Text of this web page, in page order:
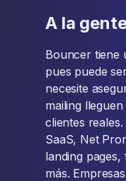
A la
Bouncer tiene
pues puede
necesite
mailing
clientes
SaaS, Net
landing
más.